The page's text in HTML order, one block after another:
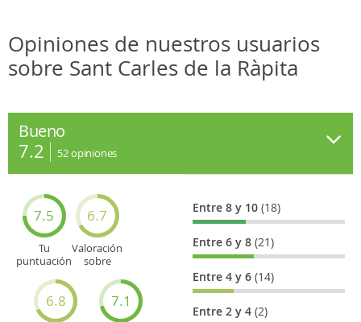
Opiniones de nuestros usuarios
sobre Sant Carles de la Ràpita
Bueno
7.2 52opiniones
7.5
Tu
puntuación
6.7
Valoración
sobre
6.8 7.1
Entre 8 y 10(18)
Entre 6 y 8(21)
Entre 4 y 6(14)
Entre 2 y 4(2)